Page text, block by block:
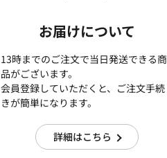
お届けについて
13時までのご注文で当日発送できる商
品がございます。
会員登録していただくと、ご注文手続
きが簡単になります。
詳細はこちら